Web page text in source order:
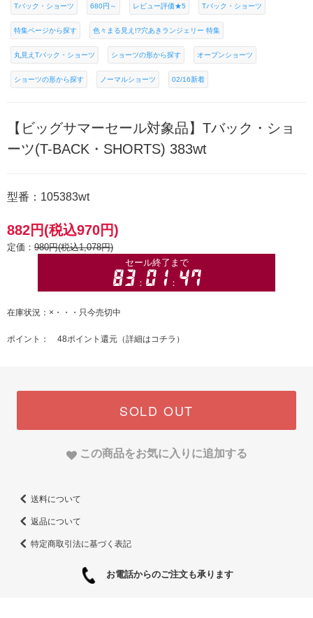
Tバック・ショーツ 680円～ レビュー評価★5 Tバック・ショーツ
特集ページから探す 色々まる見え!?穴あきランジェリー 特集
丸見えTバック・ショーツ ショーツの形から探す オープンショーツ
ショーツの形から探す ノーマルショーツ 02/16新着
【ビッグサマーセール対象品】Tバック・ショ
ーツ(T-BACK・SHORTS) 383wt
型番：105383wt
882円(税込970円)
定価： 980円(税込1,078円)
在庫状況：×・・・只今売切中
ポイント： 48ポイント還元（詳細はコチラ ）
SOLD OUT
この商品をお気に入りに追加する
送料について
返品について
特定商取引法に基づく表記
お電話からのご注文も承ります